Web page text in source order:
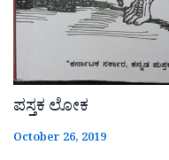
ಪಸ್ತಕ ಲೋಕ
October 26, 2019